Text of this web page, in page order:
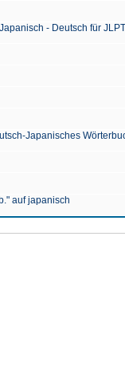
- Deutsch für
Japanisches
auf japanisch